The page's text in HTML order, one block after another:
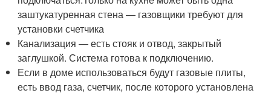
заштукатуренная стена — газовщики требуют для
установки счетчика
Канализация — есть стояк и отвод, закрытый
заглушкой. Система готова к подключению.
Если в доме использоваться будут газовые плиты,
есть ввод газа, счетчик, после которого установлена